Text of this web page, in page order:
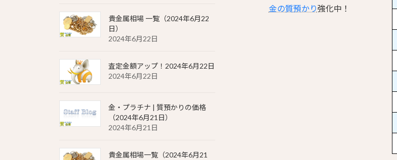
金の質預かり強化中！
貴金属相場 一覧（2024年6月22
日）
2024年6月22日
査定金額アップ！2024年6月22日
2024年6月22日
金・プラチナ | 質預かりの価格
（2024年6月21日）
2024年6月21日
貴金属相場一覧（2024年6月21